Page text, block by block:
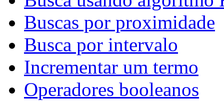
Buscas por proximidade
Busca por intervalo
Incrementar um termo
Operadores booleanos